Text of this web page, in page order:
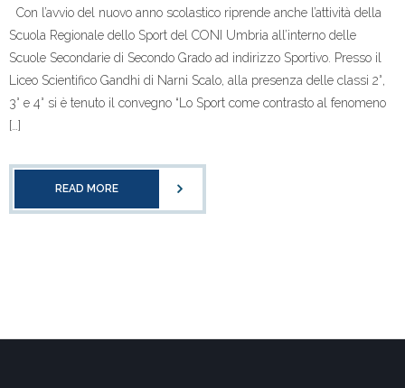
Con l’avvio del nuovo anno scolastico riprende anche l’attività della
Scuola Regionale dello Sport del CONI Umbria all’interno delle
Scuole Secondarie di Secondo Grado ad indirizzo Sportivo. Presso il
Liceo Scientifico Gandhi di Narni Scalo, alla presenza delle classi 2°,
3° e 4° si è tenuto il convegno “Lo Sport come contrasto al fenomeno
[…]
READ MORE